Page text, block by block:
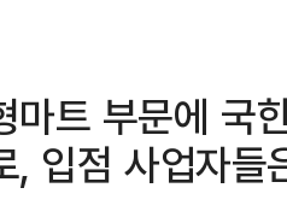
마트 부문에 국
, 입점 사업자들